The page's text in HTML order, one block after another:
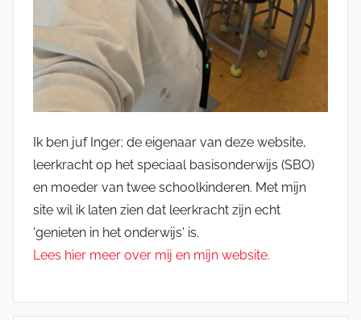
Ik ben juf Inger; de eigenaar van deze website,
leerkracht op het speciaal basisonderwijs (SBO)
en moeder van twee schoolkinderen. Met mijn
site wil ik laten zien dat leerkracht zijn echt
'genieten in het onderwijs' is.
Lees hier meer over mij en mijn website.